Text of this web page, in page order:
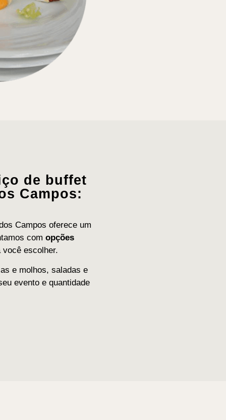
de buffet
Campos:
Campos oferece um
com opções
escolher.
e molhos, saladas e
evento e quantidade